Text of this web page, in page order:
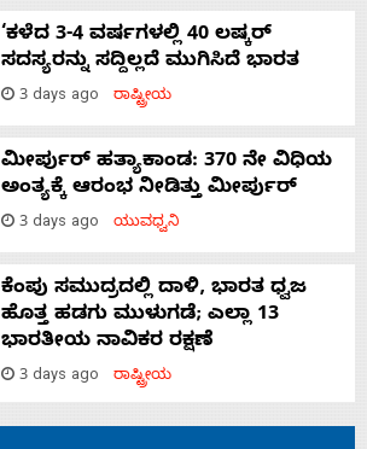
‘ಕಳೆದ 3-4 ವರ್ಷಗಳಲ್ಲಿ 40 ಲಷ್ಕರ್
ಸದಸ್ಯರನ್ನು ಸದ್ದಿಲ್ಲದೆ ಮುಗಿಸಿದೆ ಭಾರತ
3 days ago ರಾಷ್ಟ್ರೀಯ
ಮೀರ್ಪುರ್ ಹತ್ಯಾಕಾಂಡ: 370 ನೇ ವಿಧಿಯ
ಅಂತ್ಯಕ್ಕೆ ಆರಂಭ ನೀಡಿತ್ತು ಮೀರ್ಪುರ್
3 days ago ಯುವಧ್ವನಿ
ಕೆಂಪು ಸಮುದ್ರದಲ್ಲಿ ದಾಳಿ, ಭಾರತ ಧ್ವಜ
ಹೊತ್ತ ಹಡಗು ಮುಳುಗಡೆ; ಎಲ್ಲಾ 13
ಭಾರತೀಯ ನಾವಿಕರ ರಕ್ಷಣೆ
3 days ago ರಾಷ್ಟ್ರೀಯ